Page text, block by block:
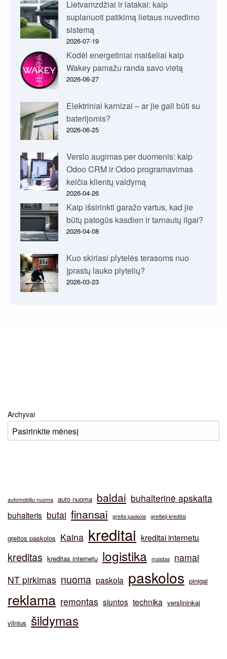
Lietvamzdžiai ir latakai: kaip
suplanuoti patikimą lietaus nuvedimo
sistemą
2026-07-19
Kodėl energetiniai maišeliai kaip
Wakey pamažu randa savo vietą
2026-06-27
Elektriniai karnizai – ar jie gali būti su
baterijomis?
2026-06-25
Verslo augimas per duomenis: kaip
Odoo CRM ir Odoo programavimas
keičia klientų valdymą
2026-04-26
Kaip išsirinkti garažo vartus, kad jie
būtų patogūs kasdien ir tarnautų ilgai?
2026-04-08
Kuo skiriasi plytelės terasoms nuo
įprastų lauko plytelių?
2026-03-23
Archyvai
automobiliu nuoma auto nuoma baldai buhalterinė apskaita
buhalteris butai finansai greita paskola greitieji kreditai
greitos paskolos Kaina kreditai kreditai internetu
kreditas kreditas internetu logistika maistas
namai
NT pirkimas nuoma paskola paskolos pinigai
reklama remontas siuntos technika verslininkai
vilnius šildymas